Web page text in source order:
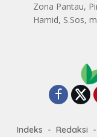
Zona Pantau,
Hamid, S.Sos,
Indeks Redaksi